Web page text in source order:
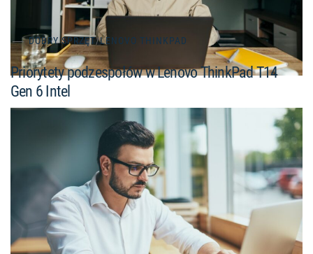
DOBRY SPRZĘT/LENOVO THINKPAD
Priorytety podzespołów w Lenovo ThinkPad T14
Gen 6 Intel